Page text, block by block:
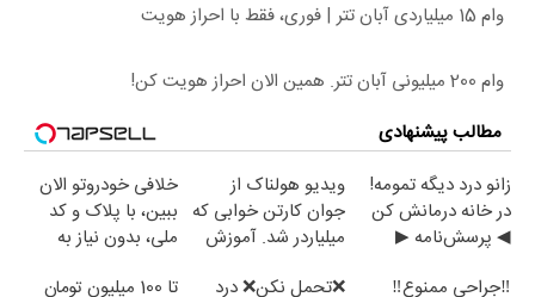
وام 15 میلیاردی آبان تتر | فوری، فقط با احراز هویت
وام 200 میلیونی آبان تتر. همین الان احراز هویت کن!
مطالب پیشنهادی
زانو درد دیگه تمومه!
در خانه درمانش کن
◀ پرسش‌نامه ▶
ویدیو هولناک از
جوان کارتن خوابی که
میلیاردر شد. آموزش
خلافی خودروتو الان
ببین، با پلاک و کد
ملی، بدون نیاز به
‼️جراحی ممنوع‼️
❌تحمل نکن❌ درد
تا 100 میلیون تومان